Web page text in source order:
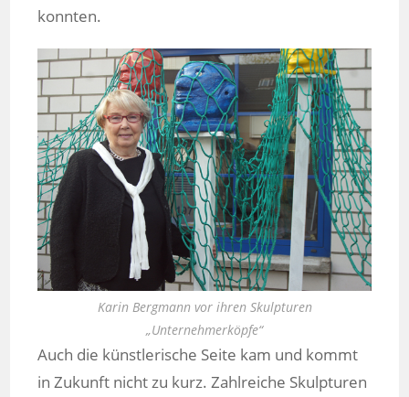
konnten.
Karin Bergmann vor ihren Skulpturen
„Unternehmerköpfe“
Auch die künstlerische Seite kam und kommt
in Zukunft nicht zu kurz. Zahlreiche Skulpturen